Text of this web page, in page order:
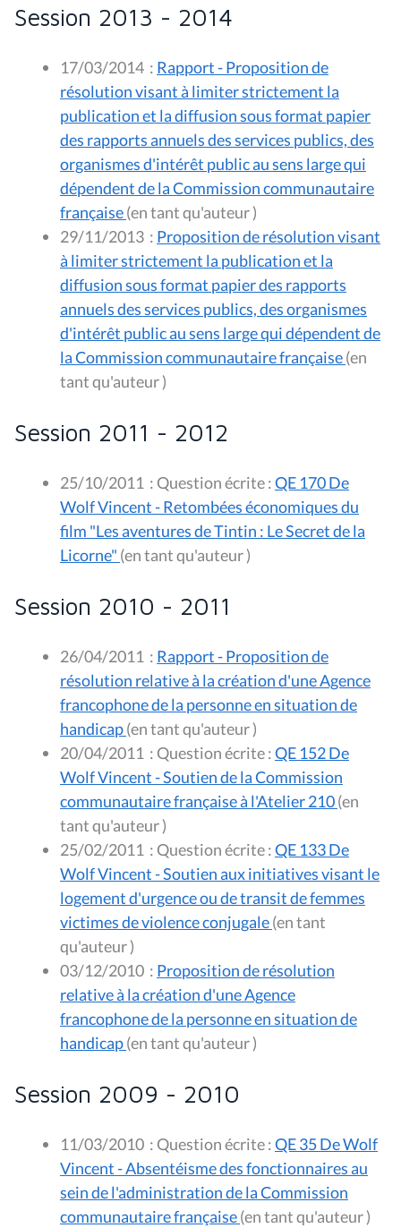
Session 2013 - 2014
17/03/2014 : Rapport - Proposition de
résolution visant à limiter strictement la
publication et la diffusion sous format papier
des rapports annuels des services publics, des
organismes d'intérêt public au sens large qui
dépendent de la Commission communautaire
française
(en tant qu'auteur )
29/11/2013 : Proposition de résolution visant
à limiter strictement la publication et la
diffusion sous format papier des rapports
annuels des services publics, des organismes
d'intérêt public au sens large qui dépendent de
la Commission communautaire française(en
tant qu'auteur )
Session 2011 - 2012
25/10/2011 : Question écrite :QE 170 De
Wolf Vincent - Retombées économiques du
film "Les aventures de Tintin : Le Secret de la
Licorne"
(en tant qu'auteur )
Session 2010 - 2011
26/04/2011 : Rapport - Proposition de
résolution relative à la création d'une Agence
francophone de la personne en situation de
handicap
(en tant qu'auteur )
20/04/2011 : Question écrite :QE 152 De
Wolf Vincent - Soutien de la Commission
communautaire française à l'Atelier 210(en
tant qu'auteur )
25/02/2011 : Question écrite :QE 133 De
Wolf Vincent - Soutien aux initiatives visant le
logement d'urgence ou de transit de femmes
victimes de violence conjugale(en tant
qu'auteur )
03/12/2010 : Proposition de résolution
relative à la création d'une Agence
francophone de la personne en situation de
handicap
(en tant qu'auteur )
Session 2009 - 2010
11/03/2010 : Question écrite :QE 35 De Wolf
Vincent - Absentéisme des fonctionnaires au
sein de l'administration de la Commission
communautaire française
(en tant qu'auteur )